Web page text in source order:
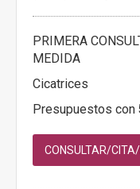
PRIMERA
MEDIDA
Cicatrices
Presupuestos con
CONSULTAR/